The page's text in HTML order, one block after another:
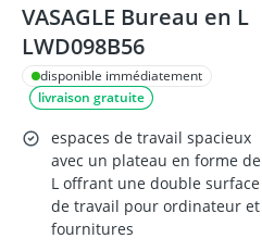
VASAGLE Bureau en L
LWD098B56
disponible immédiatement
livraison gratuite
espaces de travail spacieux
avec un plateau en forme de
L offrant une double surface
de travail pour ordinateur et
fournitures